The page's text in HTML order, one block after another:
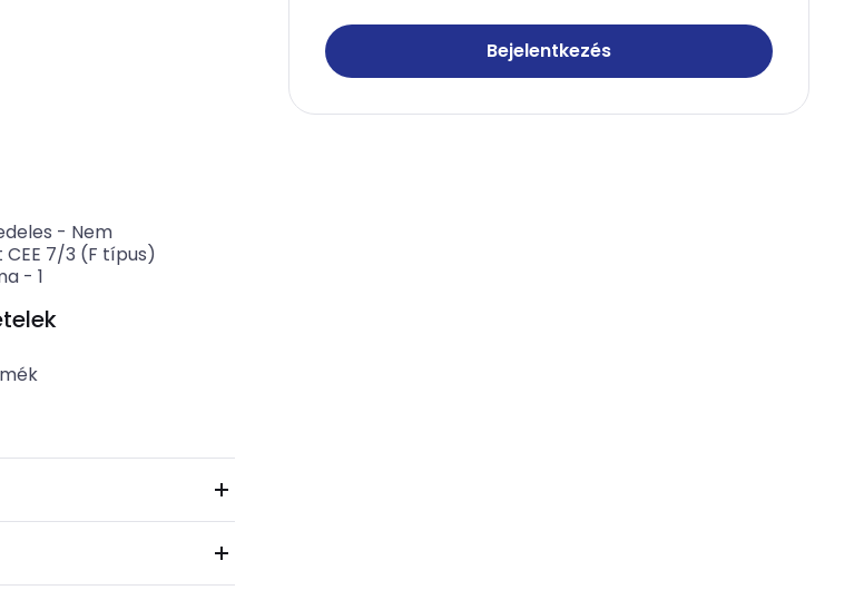
Bejelentkezés
- Nem
7/3 (F típus)
- 1